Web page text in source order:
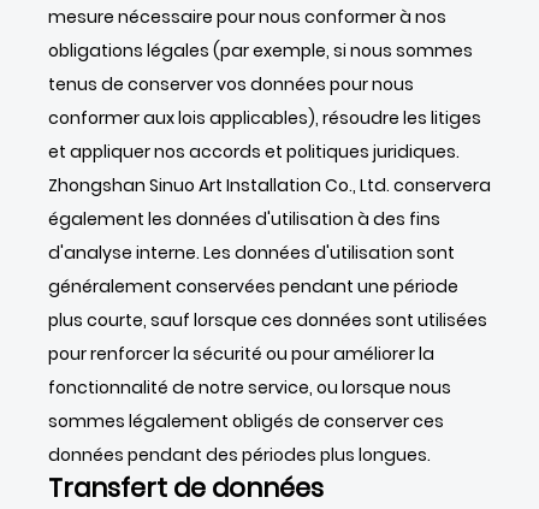
mesure nécessaire pour nous conformer à nos
obligations légales (par exemple, si nous sommes
tenus de conserver vos données pour nous
conformer aux lois applicables), résoudre les litiges
et appliquer nos accords et politiques juridiques.
Zhongshan Sinuo Art Installation Co., Ltd. conservera
également les données d'utilisation à des fins
d'analyse interne. Les données d'utilisation sont
généralement conservées pendant une période
plus courte, sauf lorsque ces données sont utilisées
pour renforcer la sécurité ou pour améliorer la
fonctionnalité de notre service, ou lorsque nous
sommes légalement obligés de conserver ces
données pendant des périodes plus longues.
Transfert de données